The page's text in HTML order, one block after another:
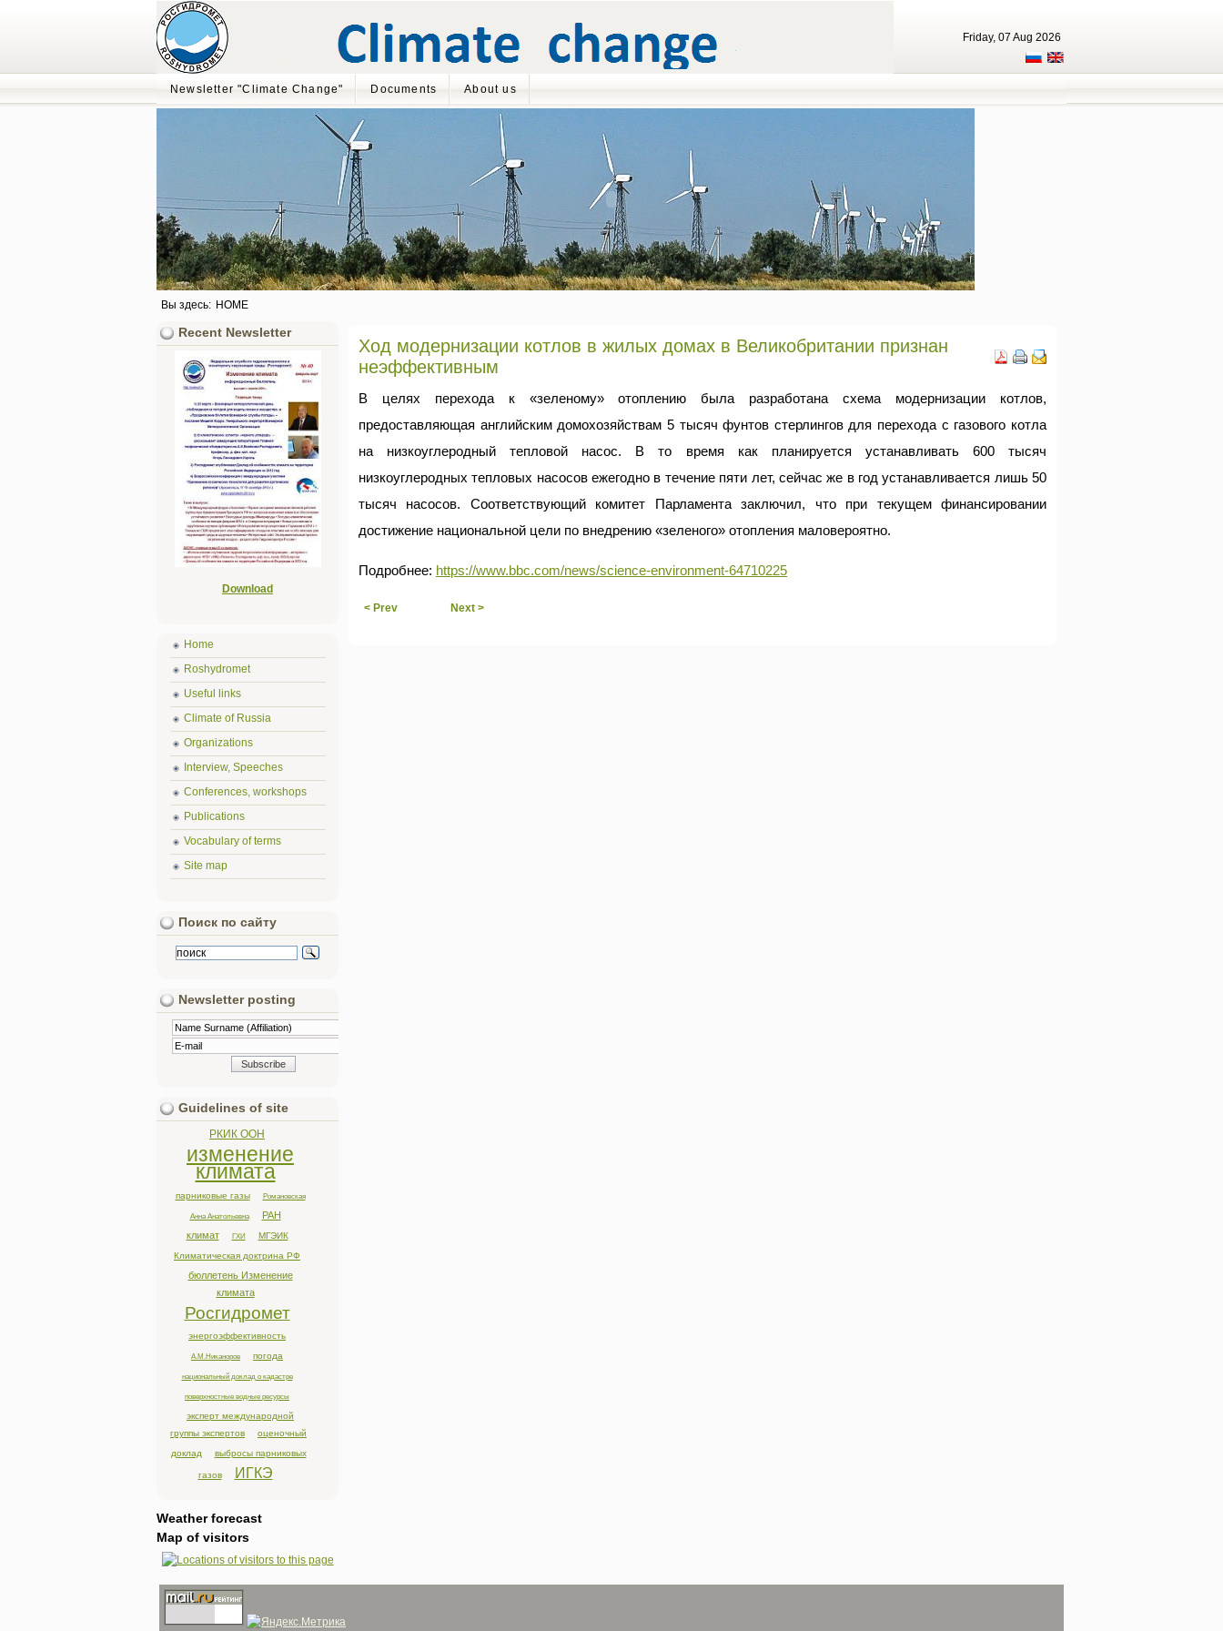
Friday, 07 Aug 2026
Newsletter "Climate Change" Documents About us
Вы здесь: HOME
Ход модернизации котлов в жилых домах в Великобритании признан
неэффективным
В целях перехода к «зеленому» отоплению была разработана схема модернизации котлов,
предоставляющая английским домохозяйствам 5 тысяч фунтов стерлингов для перехода с газового котла
на низкоуглеродный тепловой насос. В то время как планируется устанавливать 600 тысяч
низкоуглеродных тепловых насосов ежегодно в течение пяти лет, сейчас же в год устанавливается лишь 50
тысяч насосов. Соответствующий комитет Парламента заключил, что при текущем финансировании
достижение национальной цели по внедрению «зеленого» отопления маловероятно.
Подробнее: https://www.bbc.com/news/science-environment-64710225
< Prev Next >
Recent Newsletter
Download
Home
Roshydromet
Useful links
Climate of Russia
Organizations
Interview, Speeches
Conferences, workshops
Publications
Vocabulary of terms
Site map
Поиск по сайту
Newsletter posting
Guidelines of site
РКИК ООН
изменение
климата
парниковые газы Романовская
Анна Анатольевна
РАН
климат
ГХИ
МГЭИК
Климатическая доктрина РФ
бюллетень Изменение
климата
Росгидромет
энергоэффективность
А.М.Никаноров погода
национальный доклад о кадастре
поверхностные водные ресурсы
эксперт международной
группы экспертов
оценочный
доклад
выбросы парниковых
газов ИГКЭ
Weather forecast
Map of visitors